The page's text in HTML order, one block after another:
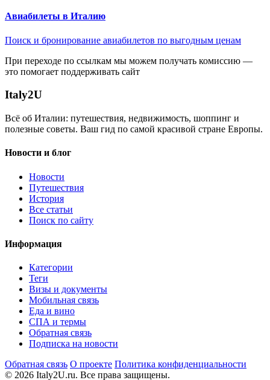
Авиабилеты в Италию
Поиск и бронирование авиабилетов по выгодным ценам
При переходе по ссылкам мы можем получать комиссию —
это помогает поддерживать сайт
Italy2U
Всё об Италии: путешествия, недвижимость, шоппинг и
полезные советы. Ваш гид по самой красивой стране Европы.
Новости и блог
Новости
Путешествия
История
Все статьи
Поиск по сайту
Информация
Категории
Теги
Визы и документы
Мобильная связь
Еда и вино
СПА и термы
Обратная связь
Подписка на новости
Обратная связь О проекте Политика конфиденциальности
© 2026 Italy2U.ru. Все права защищены.